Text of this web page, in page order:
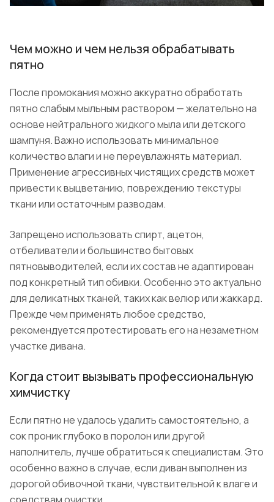
Чем можно и чем нельзя обрабатывать
пятно
После промокания можно аккуратно обработать
пятно слабым мыльным раствором — желательно на
основе нейтрального жидкого мыла или детского
шампуня. Важно использовать минимальное
количество влаги и не переувлажнять материал.
Применение агрессивных чистящих средств может
привести к выцветанию, повреждению текстуры
ткани или остаточным разводам.
Запрещено использовать спирт, ацетон,
отбеливатели и большинство бытовых
пятновыводителей, если их состав не адаптирован
под конкретный тип обивки. Особенно это актуально
для деликатных тканей, таких как велюр или жаккард.
Прежде чем применять любое средство,
рекомендуется протестировать его на незаметном
участке дивана.
Когда стоит вызывать профессиональную
химчистку
Если пятно не удалось удалить самостоятельно, а
сок проник глубоко в поролон или другой
наполнитель, лучше обратиться к специалистам. Это
особенно важно в случае, если диван выполнен из
дорогой обивочной ткани, чувствительной к влаге и